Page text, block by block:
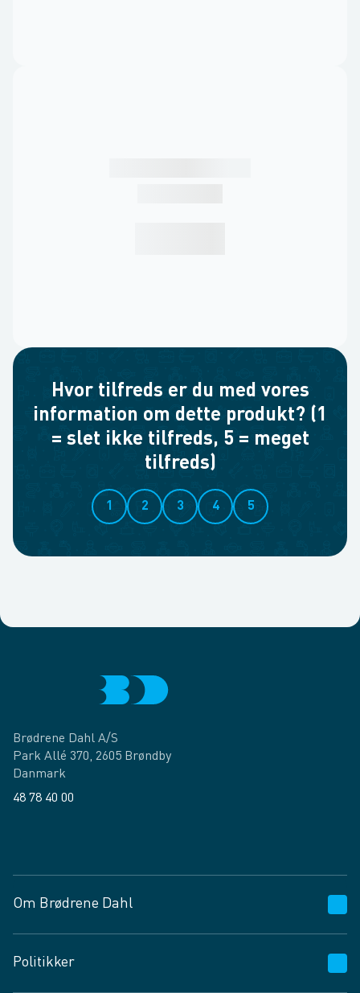
Hvor tilfreds er du med vores
information om dette produkt? (1
= slet ikke tilfreds, 5 = meget
tilfreds)
1 2 3 4 5
Brødrene Dahl A/S
Park Allé 370, 2605 Brøndby
Danmark
48 78 40 00
Om Brødrene Dahl
Vagttelefon 30 10 89 89
Politikker